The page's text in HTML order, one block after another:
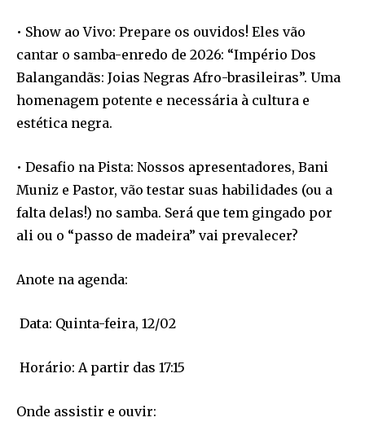
• Show ao Vivo: Prepare os ouvidos! Eles vão
cantar o samba-enredo de 2026: “Império Dos
Balangandãs: Joias Negras Afro-brasileiras”. Uma
homenagem potente e necessária à cultura e
estética negra.
• Desafio na Pista: Nossos apresentadores, Bani
Muniz e Pastor, vão testar suas habilidades (ou a
falta delas!) no samba. Será que tem gingado por
ali ou o “passo de madeira” vai prevalecer?
Anote na agenda:
Data: Quinta-feira, 12/02
Horário: A partir das 17:15
Onde assistir e ouvir: